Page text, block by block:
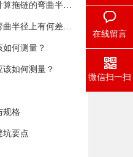
如何根据实际需求计算拖链的弯曲半径？
不同材质的拖链在弯曲半径上有何差异？
何测量？
如何测量？
规格
坑要点
在线留言
微信扫一扫